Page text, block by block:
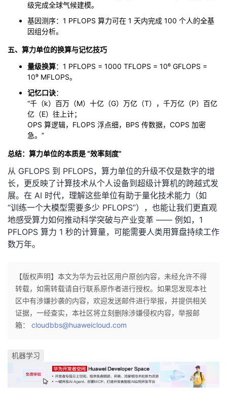
级完成全球气候建模。
基因测序：1 PFLOPS 算力可在 1 天内完成 100 个人的全基
因组分析。
五、算力单位的换算与记忆技巧
量级换算：1 PFLOPS = 1000 TFLOPS = 10⁶ GFLOPS =
10⁹ MFLOPS。
记忆口诀：
“千（k）百万（M）十亿（G）万亿（T），千万亿（P）百亿
亿（E）往上计；
OPS 算逻辑，FLOPS 浮点细，BPS 传数据，COPS 加密
急。”
总结：算力单位的本质是 “效率刻度”
从 GFLOPS 到 PFLOPS，算力单位的升级不仅是数字的增
长，更反映了计算技术从个人设备到超级计算机的跨越式发
展。在 AI 时代，理解这些单位有助于量化技术能力（如
“训练一个大模型需要多少 PFLOPS”），也能让我们更直观
地感受算力如何推动科学突破与产业变革 —— 例如，1
PFLOPS 算力 1 秒的计算量，可能需要人类用算盘持续工作
数万年。
【版权声明】本文为华为云社区用户原创内容，未经允许不得
转载，如需转载请自行联系原作者进行授权。如果您发现本社
区中有涉嫌抄袭的内容，欢迎发送邮件进行举报，并提供相关
证据，一经查实，本社区将立刻删除涉嫌侵权内容，举报邮
箱： cloudbbs@huaweicloud.com
机器学习